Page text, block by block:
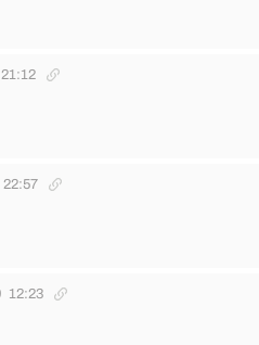
21:12
22:57
12:23